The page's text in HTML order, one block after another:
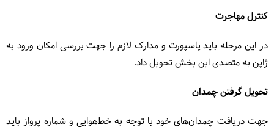
کنترل مهاجرت
در این مرحله باید پاسپورت و مدارک لازم را جهت بررسی امکان ورود به
ژاپن به متصدی این بخش تحویل داد.
تحویل گرفتن چمدان
جهت دریافت چمدان‌های خود با توجه به خط‌هوایی و شماره پرواز باید